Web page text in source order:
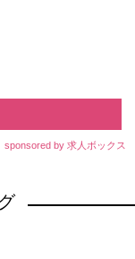
sponsored by 求人ボックス